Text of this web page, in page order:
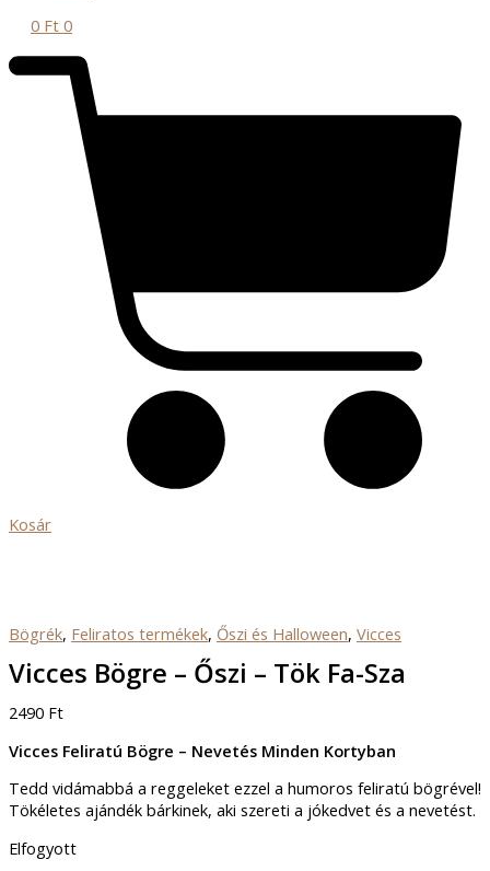
0 Ft 0
Kosár
Bögrék, Feliratos termékek, Őszi és Halloween, Vicces
Vicces Bögre – Őszi – Tök Fa-Sza
2490 Ft
Vicces Feliratú Bögre – Nevetés Minden Kortyban
Tedd vidámabbá a reggeleket ezzel a humoros feliratú bögrével!
Tökéletes ajándék bárkinek, aki szereti a jókedvet és a nevetést.
Elfogyott